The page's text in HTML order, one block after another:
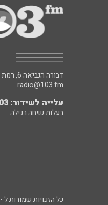
דבורה הנביאה 6, רמת השרון
radio@103.fm
עלייה לשידור: 0552-103-103
בעלות שיחה רגילה
כל הזכויות שמורות ל - 103FM